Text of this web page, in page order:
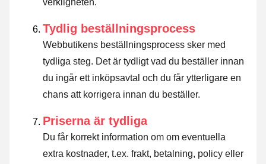
verkligheten.
Tydlig beställningsprocess
Webbutikens beställningsprocess sker med
tydliga steg. Det är tydligt vad du beställer innan
du ingår ett inköpsavtal och du får ytterligare en
chans att korrigera innan du beställer.
Priserna är tydliga
Du får korrekt information om om eventuella
extra kostnader, t.ex. frakt, betalning, policy eller